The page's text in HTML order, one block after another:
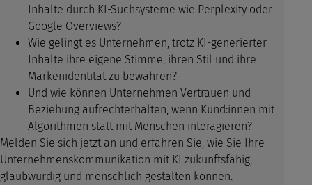
Inhalte durch KI-Suchsysteme wie Perplexity oder
Google Overviews?
Wie gelingt es Unternehmen, trotz KI-generierter
Inhalte ihre eigene Stimme, ihren Stil und ihre
Markenidentität zu bewahren?
Und wie können Unternehmen Vertrauen und
Beziehung aufrechterhalten, wenn Kund:innen mit
Algorithmen statt mit Menschen interagieren?
Melden Sie sich jetzt an und erfahren Sie, wie Sie Ihre
Unternehmenskommunikation mit KI zukunftsfähig,
glaubwürdig und menschlich gestalten können.